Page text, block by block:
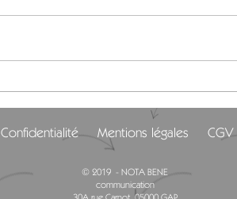
Confidentialité Mentions légales CGV
© 2019 - NOTA BENE
communication